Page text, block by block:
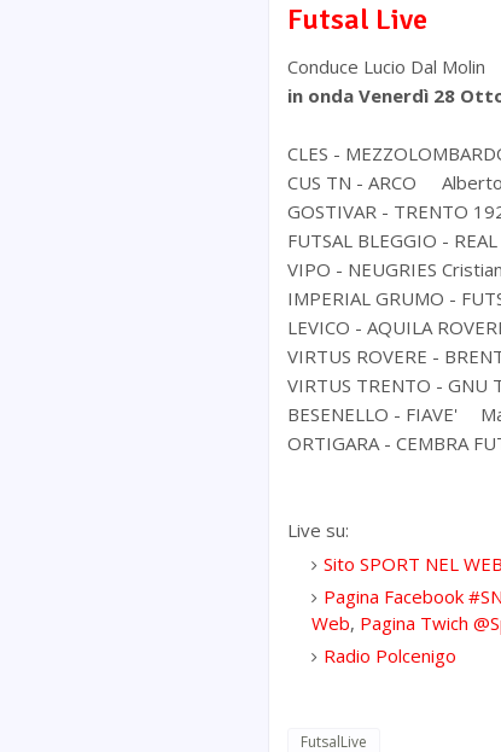
Futsal Live
Conduce Lucio Dal Molin
in onda Venerdì 28
CLES -
CUS TN - ARCO
GOSTIVAR - TRENTO
FUTSAL BLEGGIO -
VIPO - NEUGRIES
IMPERIAL GRUMO -
LEVICO - AQUILA
VIRTUS ROVERE -
VIRTUS TRENTO - GNU
BESENELLO - FIAVE'
ORTIGARA - CEMBRA
Live su:
Sito SPORT NEL WEB
Pagina Facebook
Web, Pagina Twich
Radio Polcenigo
FutsalLive